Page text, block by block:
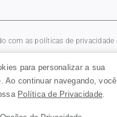
com as políticas de privacidade
para personalizar a sua
Ao continuar navegando, você
Política de Privacidade.